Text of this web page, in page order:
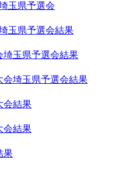
玉県予選会
玉県予選会結果
埼玉県予選会結果
会埼玉県予選会結果
会結果
会結果
果